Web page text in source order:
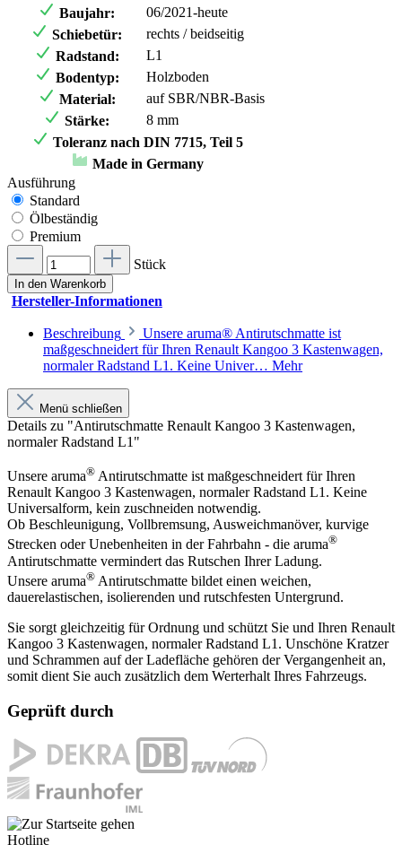
Baujahr:
06/2021-heute
Schiebetür:
rechts / beidseitig
Radstand:
L1
Bodentyp:
Holzboden
Material:
auf SBR/NBR-Basis
Stärke:
8 mm
Toleranz nach DIN 7715, Teil 5
Made in Germany
Ausführung
Standard
Ölbeständig
Premium
Stück
In den Warenkorb
Hersteller-Informationen
Beschreibung
Unsere aruma® Antirutschmatte ist
maßgeschneidert für Ihren Renault Kangoo 3 Kastenwagen,
normaler Radstand L1. Keine Univer… Mehr
Menü schließen
Details zu "Antirutschmatte Renault Kangoo 3 Kastenwagen,
normaler Radstand L1"
Unsere aruma® Antirutschmatte ist maßgeschneidert für Ihren
Renault Kangoo 3 Kastenwagen, normaler Radstand L1. Keine
Universalform, kein zuschneiden notwendig.
Ob Beschleunigung, Vollbremsung, Ausweichmanöver, kurvige
Strecken oder Unebenheiten in der Fahrbahn - die aruma®
Antirutschmatte vermindert das Rutschen Ihrer Ladung.
Unsere aruma® Antirutschmatte bildet einen weichen,
dauerelastischen, isolierenden und rutschfesten Untergrund.
Sie sorgt gleichzeitig für Ordnung und schützt Sie und Ihren Renault
Kangoo 3 Kastenwagen, normaler Radstand L1. Unschöne Kratzer
und Schrammen auf der Ladefläche gehören der Vergangenheit an,
somit dient Sie auch zusätzlich dem Werterhalt Ihres Fahrzeugs.
Geprüft durch
Hotline